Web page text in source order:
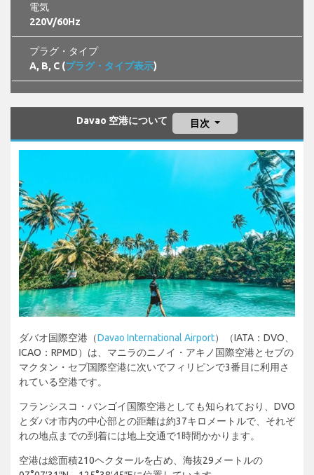
電気
220V/60Hz
プラグ・タイプ
A, B, C (プラグ・タイプ表示)
Davao 空港について 目次
ダバオ国際空港（Davao International Airport）（IATA：DVO、
ICAO：RPMD）は、マニラのニノイ・アキノ国際空港とセブの
マクタン・セブ国際空港に次いでフィリピンで3番目に利用さ
れている空港です。
フランシスコ・バンゴイ国際空港としても知られており、DVO
とダバオ市内の中心部との距離は約37キロメートルで、それぞ
れの地点までの到着には地上交通で1時間かかります。
空港は総面積210ヘクタールを占め、海抜29メートルの